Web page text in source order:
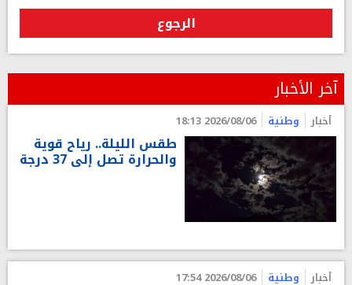
الرجوع
آخر الأخبار
أخبار وطنية 2026/08/06 18:13
طقس الليلة.. رياح قوية
والحرارة تصل إلى 37 درجة
أخبار وطنية 2026/08/06 17:54